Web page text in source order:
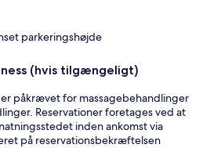
parkeringshøjde
(hvis tilgængeligt)
er påkrævet for massagebehandlinger
Reservationer foretages ved at
inden ankomst via
på reservationsbekræftelsen